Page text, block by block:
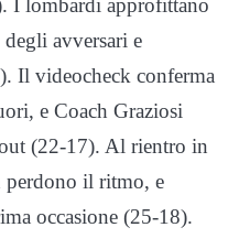
I lombardi approfittano
avversari e
Il videocheck conferma
e Coach Graziosi
(22-17). Al rientro in
perdono il ritmo, e
occasione (25-18).